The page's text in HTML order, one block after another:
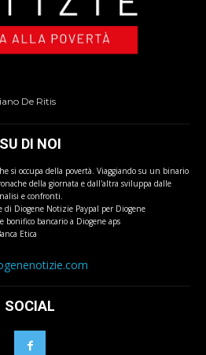
De Ritis
SU DI NOI
si occupa della povertà. Viaggiando su un binario
della giornata e dall'altra sviluppa dalle
e confronti.
Diogene Notizie Paypal per Diogene
bonifico bancario a Diogene aps
Etica
SOCIAL